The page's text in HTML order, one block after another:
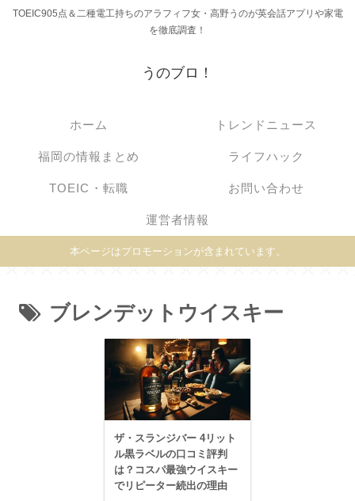
TOEIC905点＆二種電工持ちのアラフィフ女・高野うのが英会話アプリや家電
を徹底調査！
うのブロ！
ホーム トレンドニュース
福岡の情報まとめ ライフハック
TOEIC・転職 お問い合わせ
運営者情報
本ページはプロモーションが含まれています。
ブレンデットウイスキー
ザ・スランジバー 4リット
ル黒ラベルの口コミ評判
は？コスパ最強ウイスキー
でリピーター続出の理由